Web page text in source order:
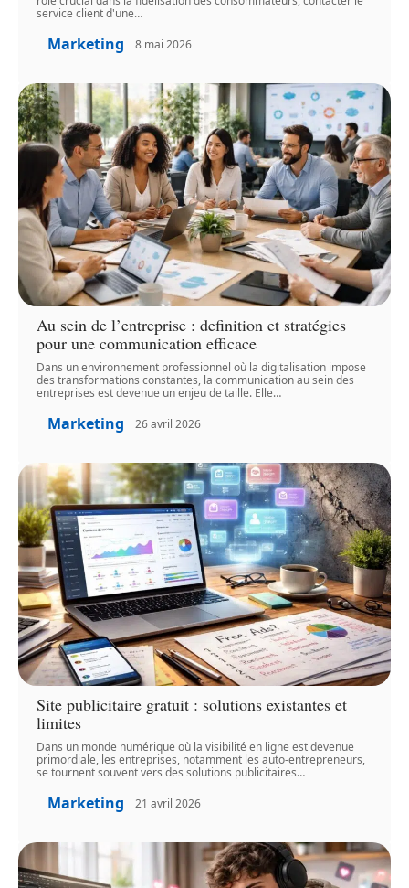
service client d'une…
Marketing 8 mai 2026
Au sein de l’entreprise : definition et stratégies
pour une communication efficace
Dans un environnement professionnel où la digitalisation impose
des transformations constantes, la communication au sein des
entreprises est devenue un enjeu de taille. Elle…
Marketing 26 avril 2026
Site publicitaire gratuit : solutions existantes et
limites
Dans un monde numérique où la visibilité en ligne est devenue
primordiale, les entreprises, notamment les auto-entrepreneurs,
se tournent souvent vers des solutions publicitaires…
Marketing 21 avril 2026